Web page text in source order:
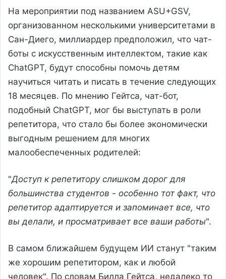
На мероприятии под названием ASU+GSV,
организованном несколькими университетами в
Сан-Диего, миллиардер предположил, что чат-
боты с искусственным интеллектом, такие как
ChatGPT, будут способны помочь детям
научиться читать и писать в течение следующих
18 месяцев. По мнению Гейтса, чат-бот,
подобный ChatGPT, мог бы выступать в роли
репетитора, что стало бы более экономически
выгодным решением для многих
малообеспеченных родителей:
"Доступ к репетитору слишком дорог для
большинства студентов - особенно тот факт, что
репетитор адаптируется и запоминает все, что
вы делали, и просматривает все ваши работы".
В самом ближайшем будущем ИИ станут "таким
же хорошим репетитором, как и любой
человек". По словам Билла Гейтса, недалеко то